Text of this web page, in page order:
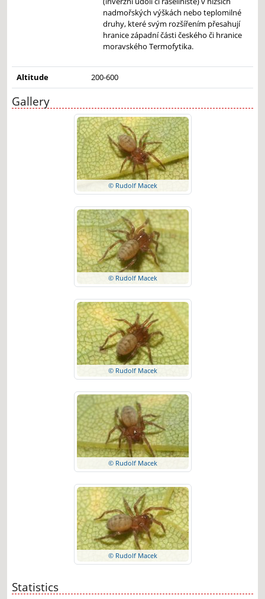
nadmořských výškách nebo teplomilné
druhy, které svým rozšířením přesahují
hranice západní části českého či hranice
moravského Termofytika.
Altitude 200-600
Gallery
© Rudolf Macek
© Rudolf Macek
© Rudolf Macek
© Rudolf Macek
© Rudolf Macek
Statistics